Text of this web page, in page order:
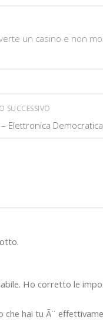
un casino e non
SUCCESSIVO
Elettronica Democratica
Ho corretto le
che hai tu Ã¨